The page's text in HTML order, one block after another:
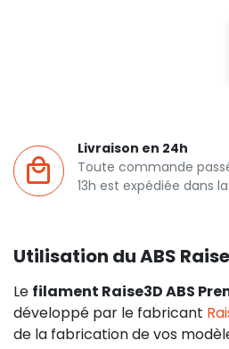
Livraison en 24h
Toute commande
13h est expédiée dans
Utilisation du ABS
Le filament Raise3D ABS
développé par le fabricant
de la fabrication de vos